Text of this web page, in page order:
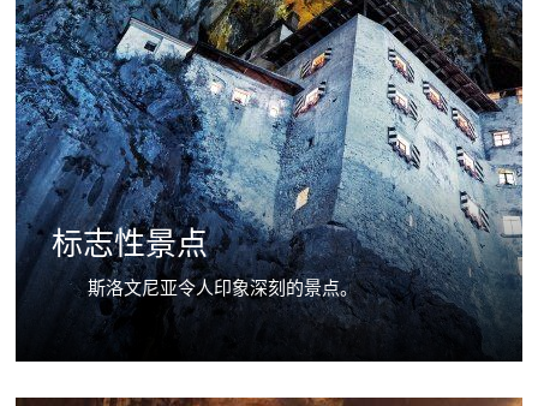
标志性景点
斯洛文尼亚令人印象深刻的景点。